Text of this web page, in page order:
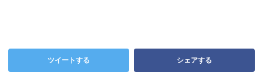
ツイートする シェアする